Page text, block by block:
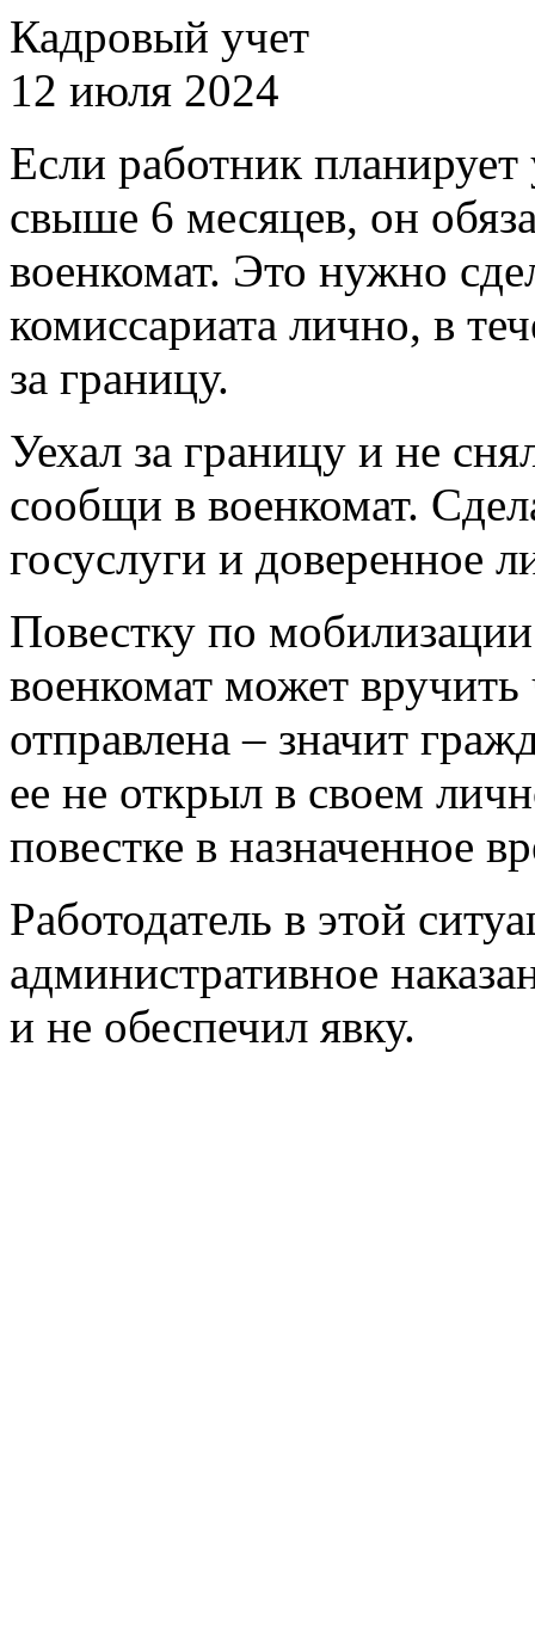
Кадровый учет
12 июля 2024
Если работник планирует
свыше 6 месяцев, он
военкомат. Это нужно
комиссариата лично, в
за границу.
Уехал за границу и не
сообщи в военкомат.
госуслуги и доверенное
Повестку по
военкомат может вручить
отправлена – значит
ее не открыл в своем
повестке в назначенное
Работодатель в этой
административное
и не обеспечил явку.